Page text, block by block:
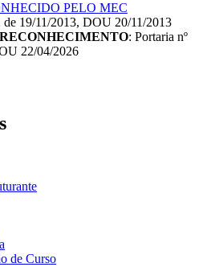
PELO MEC
de 19/11/2013, DOU 20/11/2013
: Portaria nº
22/04/2026
de Curso